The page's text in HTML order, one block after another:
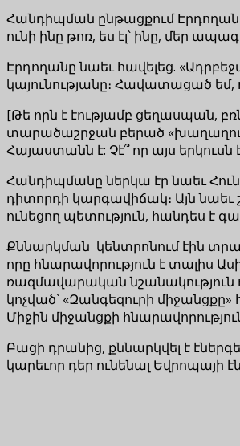
Հանդիպման ընթացքում Էրդողանը
ունի ինը թոռ, ես էլ՝ ինը, մեր
Էրդողանը նաեւ հավելեց.
կայունությանը։ Հավատացած
[Թե որն է էությամբ ցեղասպան,
տարածաշրջան բերած
Հայաստանն է: Չէ՞ որ այս
Հանդիպմանը ներկա էր նաեւ
դիտորդի կարգավիճակ։ Այն
ունեցող պետություն, հանդես է
Քննարկման կենտրոնում էին
որը հնարավորություն է տալիս
ռազմավարական նշանակություն
կոչված՝ «Զանգեզուրի
Միջին միջանցքի
Բացի դրանից, քննարկվել է
կարեւոր դեր ունենալ